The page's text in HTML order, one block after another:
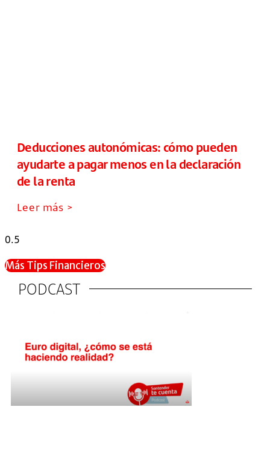
Deducciones autonómicas: cómo pueden
ayudarte a pagar menos en la declaración
de la renta
Leer más >
Más Tips Financieros
PODCAST